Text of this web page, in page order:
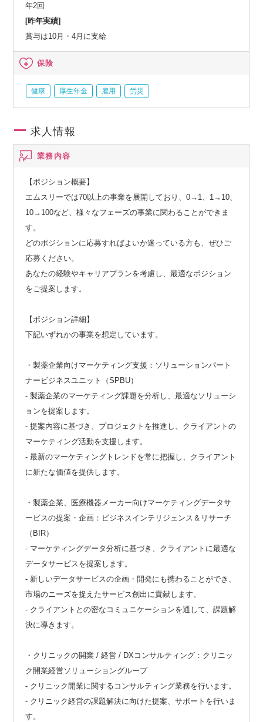
年2回
[昨年実績]
賞与は10月・4月に支給
保険
健康 厚生年金 雇用 労災
求人情報
業務内容
【ポジション概要】
エムスリーでは70以上の事業を展開しており、0→1、1→10、
10→100など、様々なフェーズの事業に関わることができま
す。
どのポジションに応募すればよいか迷っている方も、ぜひご
応募ください。
あなたの経験やキャリアプランを考慮し、最適なポジション
をご提案します。
【ポジション詳細】
下記いずれかの事業を想定しています。
・製薬企業向けマーケティング支援：ソリューションパート
ナービジネスユニット（SPBU）
- 製薬企業のマーケティング課題を分析し、最適なソリューシ
ョンを提案します。
- 提案内容に基づき、プロジェクトを推進し、クライアントの
マーケティング活動を支援します。
- 最新のマーケティングトレンドを常に把握し、クライアント
に新たな価値を提供します。
・製薬企業、医療機器メーカー向けマーケティングデータサ
ービスの提案・企画：ビジネスインテリジェンス＆リサーチ
（BIR）
- マーケティングデータ分析に基づき、クライアントに最適な
データサービスを提案します。
- 新しいデータサービスの企画・開発にも携わることができ、
市場のニーズを捉えたサービス創出に貢献します。
- クライアントとの密なコミュニケーションを通して、課題解
決に導きます。
・クリニックの開業 / 経営 / DXコンサルティング：クリニッ
ク開業経営ソリューショングループ
- クリニック開業に関するコンサルティング業務を行います。
- クリニック経営の課題解決に向けた提案、サポートを行いま
す。